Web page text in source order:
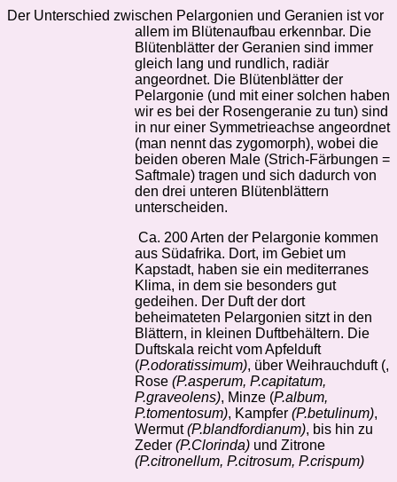
Der Unterschied zwischen Pelargonien und Geranien ist vor
allem im Blütenaufbau erkennbar. Die
Blütenblätter der Geranien sind immer
gleich lang und rundlich, radiär
angeordnet. Die Blütenblätter der
Pelargonie (und mit einer solchen haben
wir es bei der Rosengeranie zu tun) sind
in nur einer Symmetrieachse angeordnet
(man nennt das zygomorph), wobei die
beiden oberen Male (Strich-Färbungen =
Saftmale) tragen und sich dadurch von
den drei unteren Blütenblättern
unterscheiden.
Ca. 200 Arten der Pelargonie kommen
aus Südafrika. Dort, im Gebiet um
Kapstadt, haben sie ein mediterranes
Klima, in dem sie besonders gut
gedeihen. Der Duft der dort
beheimateten Pelargonien sitzt in den
Blättern, in kleinen Duftbehältern. Die
Duftskala reicht vom Apfelduft
(P.odoratissimum), über Weihrauchduft (,
Rose (P.asperum, P.capitatum,
P.graveolens), Minze (P.album,
P.tomentosum), Kampfer (P.betulinum),
Wermut(P.blandfordianum), bis hin zu
Zeder (P.Clorinda) und Zitrone
(P.citronellum, P.citrosum, P.crispum)